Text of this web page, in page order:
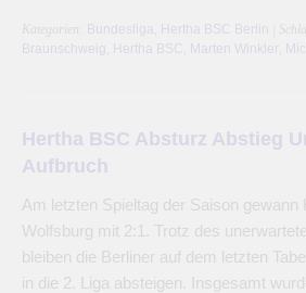
Kategorien: Bundesliga Hertha BSC Berlin |
Braunschweig
Hertha BSC Marten Winkler
Hertha BSC Absturz Abstieg
Aufbruch
Am letzten Spieltag der Saison gewann
Wolfsburg mit 2:1. Trotz des
bleiben die Berliner auf dem letzten
in die 2. Liga absteigen. Insgesamt